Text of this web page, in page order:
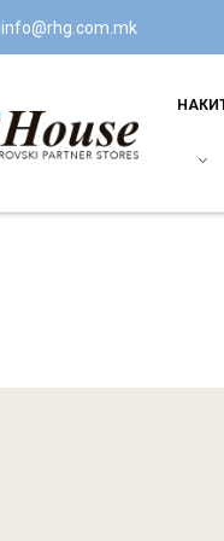
info@rhg.com.mk